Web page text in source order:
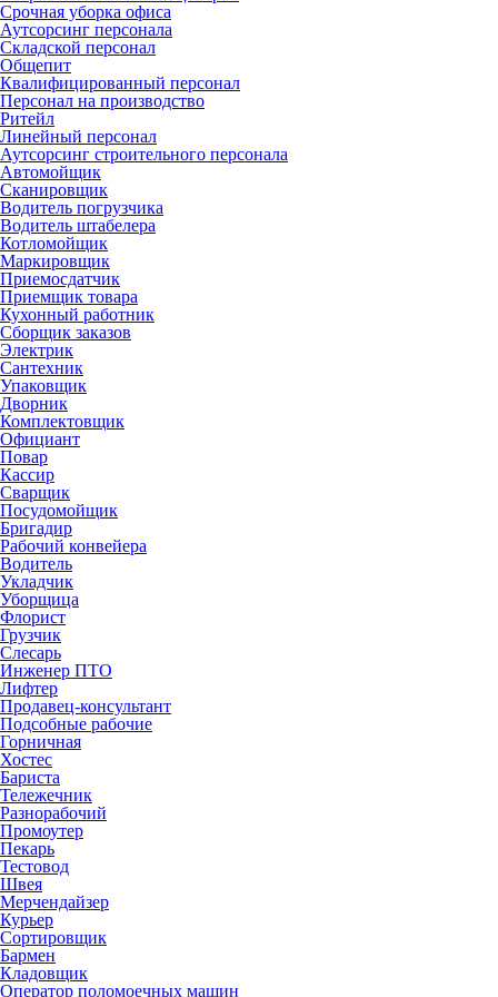
Срочная уборка офиса
Аутсорсинг персонала
Складской персонал
Общепит
Квалифицированный персонал
Персонал на производство
Ритейл
Линейный персонал
Аутсорсинг строительного персонала
Автомойщик
Сканировщик
Водитель погрузчика
Водитель штабелера
Котломойщик
Маркировщик
Приемосдатчик
Приемщик товара
Кухонный работник
Сборщик заказов
Электрик
Сантехник
Упаковщик
Дворник
Комплектовщик
Официант
Повар
Кассир
Сварщик
Посудомойщик
Бригадир
Рабочий конвейера
Водитель
Укладчик
Уборщица
Флорист
Грузчик
Слесарь
Инженер ПТО
Лифтер
Продавец-консультант
Подсобные рабочие
Горничная
Хостес
Бариста
Тележечник
Разнорабочий
Промоутер
Пекарь
Тестовод
Швея
Мерчендайзер
Курьер
Сортировщик
Бармен
Кладовщик
Оператор поломоечных машин